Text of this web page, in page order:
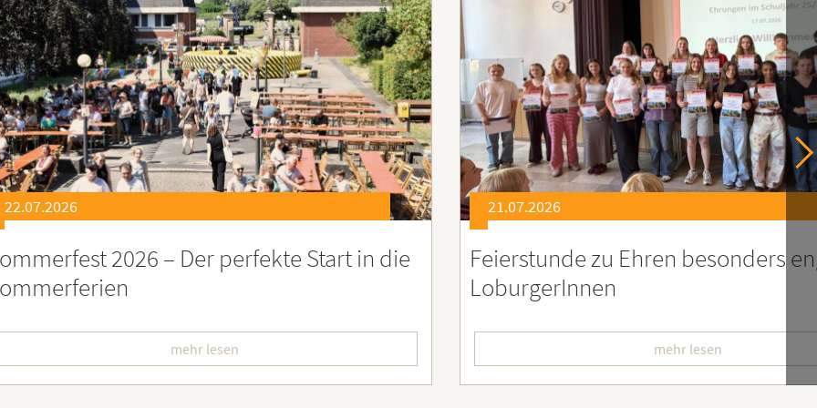
21.07.2026
zu Ehren besonders engagierter
mehr lesen
21.07.2026
Soziales Engagement für
Ruanda – Wir sind dabei!
mehr lesen